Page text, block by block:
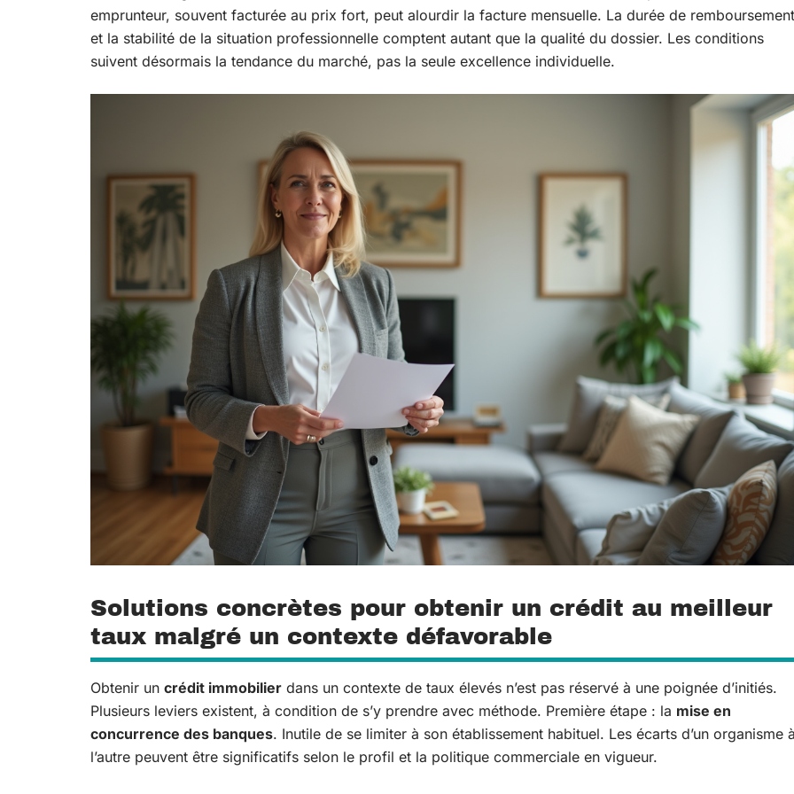
emprunteur, souvent facturée au prix fort, peut alourdir la facture mensuelle. La durée de remboursement
et la stabilité de la situation professionnelle comptent autant que la qualité du dossier. Les conditions
suivent désormais la tendance du marché, pas la seule excellence individuelle.
Solutions concrètes pour obtenir un crédit au meilleur
taux malgré un contexte défavorable
Obtenir un crédit immobilier dans un contexte de taux élevés n’est pas réservé à une poignée d’initiés.
Plusieurs leviers existent, à condition de s’y prendre avec méthode. Première étape : la mise en
concurrence des banques. Inutile de se limiter à son établissement habituel. Les écarts d’un organisme
l’autre peuvent être significatifs selon le profil et la politique commerciale en vigueur.